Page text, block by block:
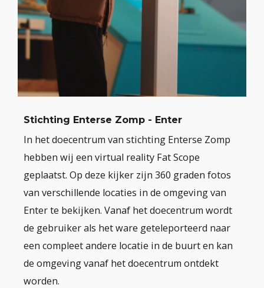
Stichting Enterse Zomp - Enter
In het doecentrum van stichting Enterse Zomp
hebben wij een virtual reality Fat Scope
geplaatst. Op deze kijker zijn 360 graden fotos
van verschillende locaties in de omgeving van
Enter te bekijken. Vanaf het doecentrum wordt
de gebruiker als het ware geteleporteerd naar
een compleet andere locatie in de buurt en kan
de omgeving vanaf het doecentrum ontdekt
worden.